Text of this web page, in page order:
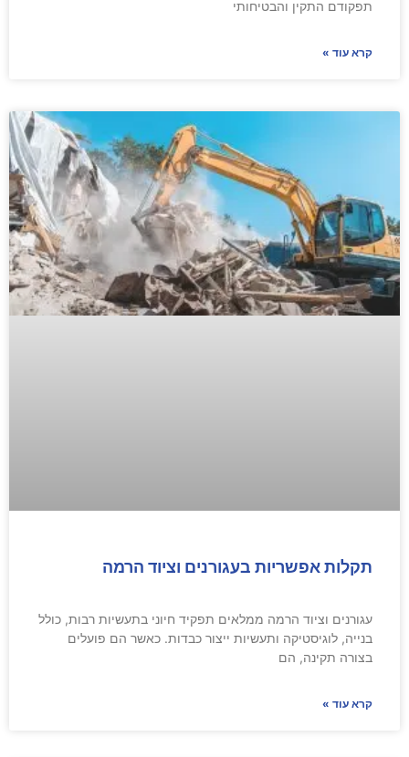
תפקודם התקין והבטיחותי
קרא עוד »
תקלות אפשריות בעגורנים וציוד הרמה
עגורנים וציוד הרמה ממלאים תפקיד חיוני בתעשיות רבות, כולל
בנייה, לוגיסטיקה ותעשיות ייצור כבדות. כאשר הם פועלים
בצורה תקינה, הם
קרא עוד »